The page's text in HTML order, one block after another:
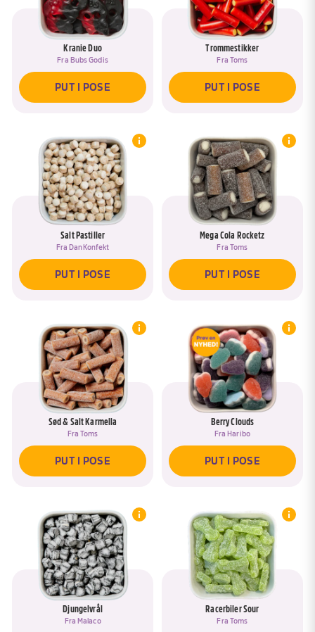
Kranie Duo
Fra Bubs Godis
PUT I POSE
Trommestikker
Fra Toms
PUT I POSE
Salt Pastiller
Fra DanKonfekt
PUT I POSE
Mega Cola Rocketz
Fra Toms
PUT I POSE
Sød & Salt Karmella
Fra Toms
PUT I POSE
Berry Clouds
Fra Haribo
PUT I POSE
Djungelvrål
Fra Malaco
Racerbiler Sour
Fra Toms